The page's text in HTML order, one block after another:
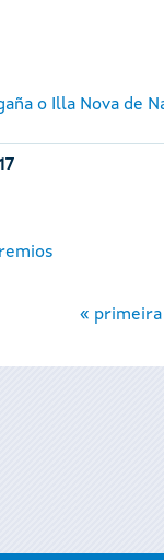
o Illa Nova de
« primeira